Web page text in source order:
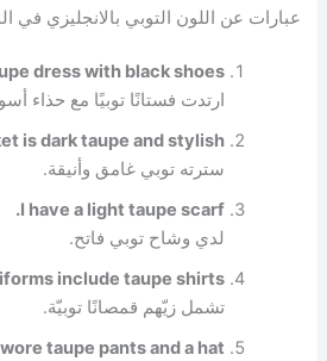
عبارات عن اللون التوبي بالانجليزي في
dress with black shoes.
ارتدت فستانًا توبيًا مع حذاء
is dark taupe and stylish.
سترته توبي غامق وأنيقة.
I have a light taupe scarf.
لدي وشاح توبي فاتح.
include taupe shirts.
تشمل زيّهم قمصانًا توبيّة.
taupe pants and a hat.